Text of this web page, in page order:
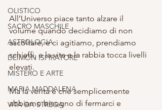
OLISTICO
SACRO MASCHILE
ASTROLOGIA
DEIMON ISPIRATORE
MISTERO E ARTE
MARIA MADDALENA
VITA DA STREGA
All’Universo piace tanto alzare il
volume quando decidiamo di non
ascoltare, e ci agitiamo, prendiamo
schiaffi, e la vita e la rabbia tocca livelli
elevati.
Ma la verità è che semplicemente
abbiamo bisogno di fermarci e